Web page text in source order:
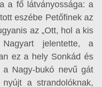
a fő látványossága: a
eszébe Petőfinek az
az „Ott, hol a kis
jelentette, a
ez a hely Sonkád és
Nagy-bukó nevű gát
a strandolóknak,